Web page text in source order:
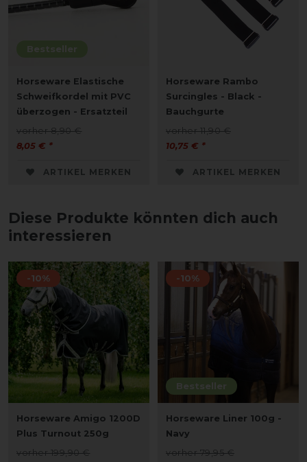
Bestseller
Horseware Elastische
Schweifkordel mit PVC
überzogen - Ersatzteil
vorher 8,90 €
8,05 € *
ARTIKEL MERKEN
Horseware Rambo
Surcingles - Black -
Bauchgurte
vorher 11,90 €
10,75 € *
ARTIKEL MERKEN
Diese Produkte könnten dich auch
interessieren
-10%
Horseware Amigo 1200D
Plus Turnout 250g
vorher 199,90 €
Bestseller
-10%
Horseware Liner 100g -
Navy
vorher 79,95 €